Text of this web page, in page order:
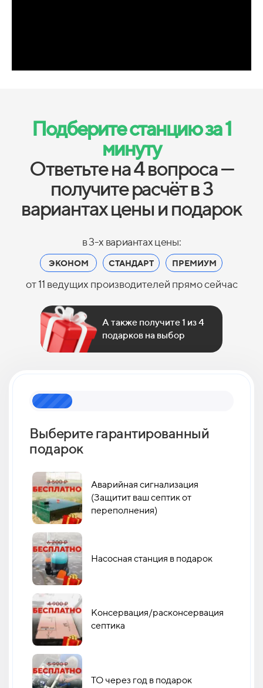
Подберите станцию за 1
минуту
Ответьте на 4 вопроса —
получите расчёт в 3
вариантах цены и подарок
в 3-х вариантах цены:
ЭКОНОМ СТАНДАРТ ПРЕМИУМ
от 11 ведущих производителей прямо сейчас
А также получите 1 из 4
подарков на выбор
Выберите гарантированный
подарок
Аварийная сигнализация
(Защитит ваш септик от
переполнения)
Насосная станция в подарок
Консервация/расконсервация
септика
ТО через год в подарок